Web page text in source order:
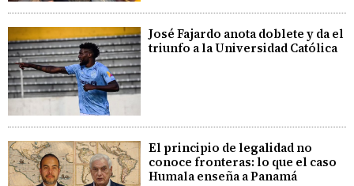
José Fajardo anota doblete y da el
triunfo a la Universidad Católica
El principio de legalidad no
conoce fronteras: lo que el caso
Humala enseña a Panamá